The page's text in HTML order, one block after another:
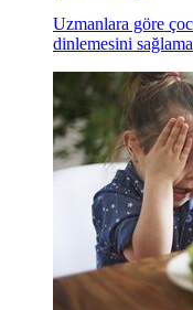
Uzmanlara göre
dinlemesini